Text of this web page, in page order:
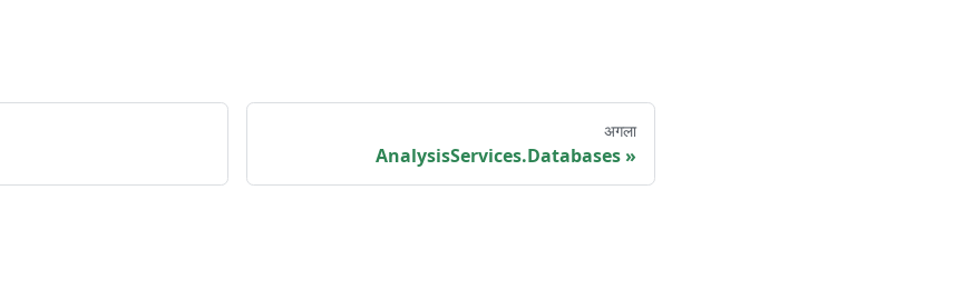
अगला
AnalysisServices.Databases